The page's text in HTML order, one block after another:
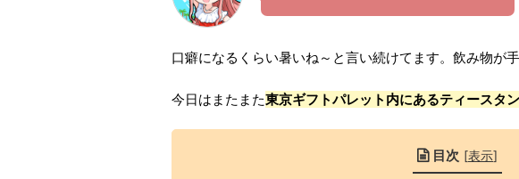
口癖になるくらい暑いね～と言い続けてます。飲み物が
今日はまたまた東京ギフトパレット内にあるティースタ
目次 [表示]